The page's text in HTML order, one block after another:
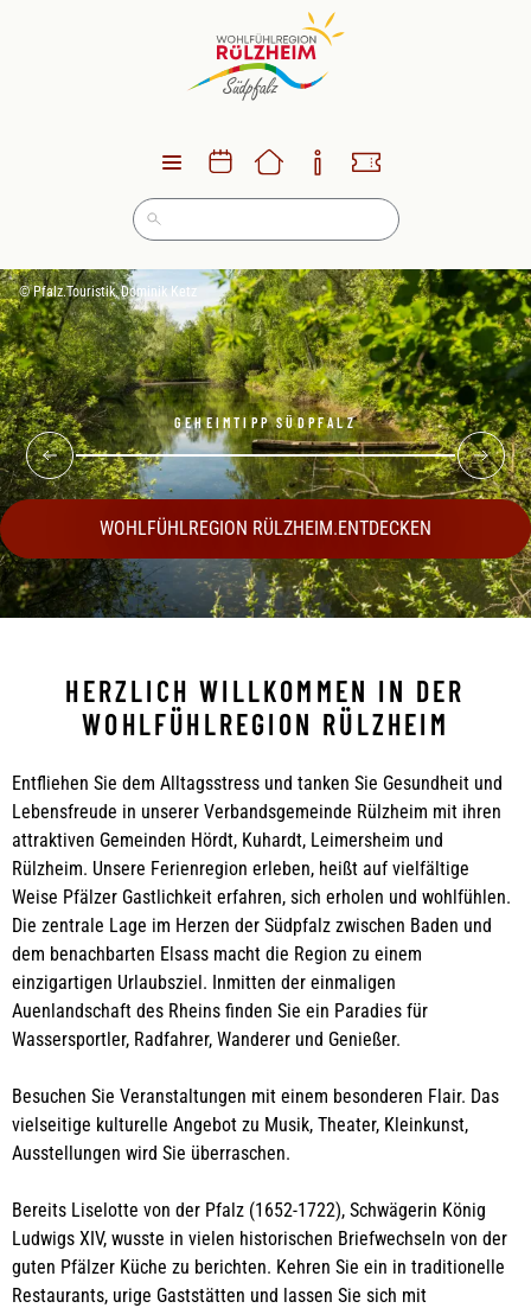
© Pfalz.Touristik, Dominik Ketz
GEHEIMTIPP SÜDPFALZ
WOHLFÜHLREGION RÜLZHEIM.ENTDECKEN
HERZLICH WILLKOMMEN IN DER
WOHLFÜHLREGION RÜLZHEIM
Entfliehen Sie dem Alltagsstress und tanken Sie Ge­sundheit und
Lebensfreude in unserer Verbandsgemeinde Rülzheim mit ihren
attraktiven Gemeinden Hördt, Kuhardt, Leimersheim und
Rülzheim. Unsere Ferienregion erleben, heißt auf vielfältige
Weise Pfälzer Gastlichkeit erfahren, sich erholen und wohlfühlen.
Die zentrale Lage im Herzen der Südpfalz zwischen Baden und
dem benachbarten Elsass macht die Region zu einem
einzigartigen Urlaubsziel. Inmitten der einmaligen
Auenlandschaft des Rheins finden Sie ein Paradies für
Wassersportler, Radfahrer, Wanderer und Genießer.
Besuchen Sie Veranstaltungen mit einem beson­deren Flair. Das
vielseitige kulturelle Angebot zu Musik, Theater, Kleinkunst,
Ausstellungen wird Sie überraschen.
Bereits Liselotte von der Pfalz (1652-1722), Schwägerin König
Ludwigs XIV, wusste in vielen historischen Briefwechseln von der
guten Pfälzer Küche zu berichten. Kehren Sie ein in traditionelle
Restaurants, urige Gaststätten und lassen Sie sich mit